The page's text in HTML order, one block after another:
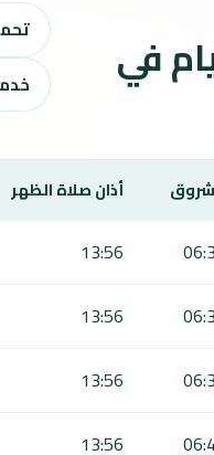
الصلاة لمدة 7 أيام في
أذان صلاة الظهر
13:56
13:56
13:56
13:56